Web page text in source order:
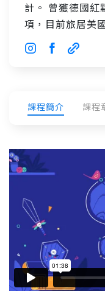
課程簡介 課程
計。 曾獲德國紅
項，目前旅居美